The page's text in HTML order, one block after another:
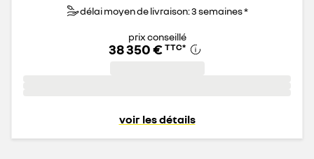
délai moyen de livraison: 3 semaines *
prix conseillé
38 350 € TTC*
voir les détails